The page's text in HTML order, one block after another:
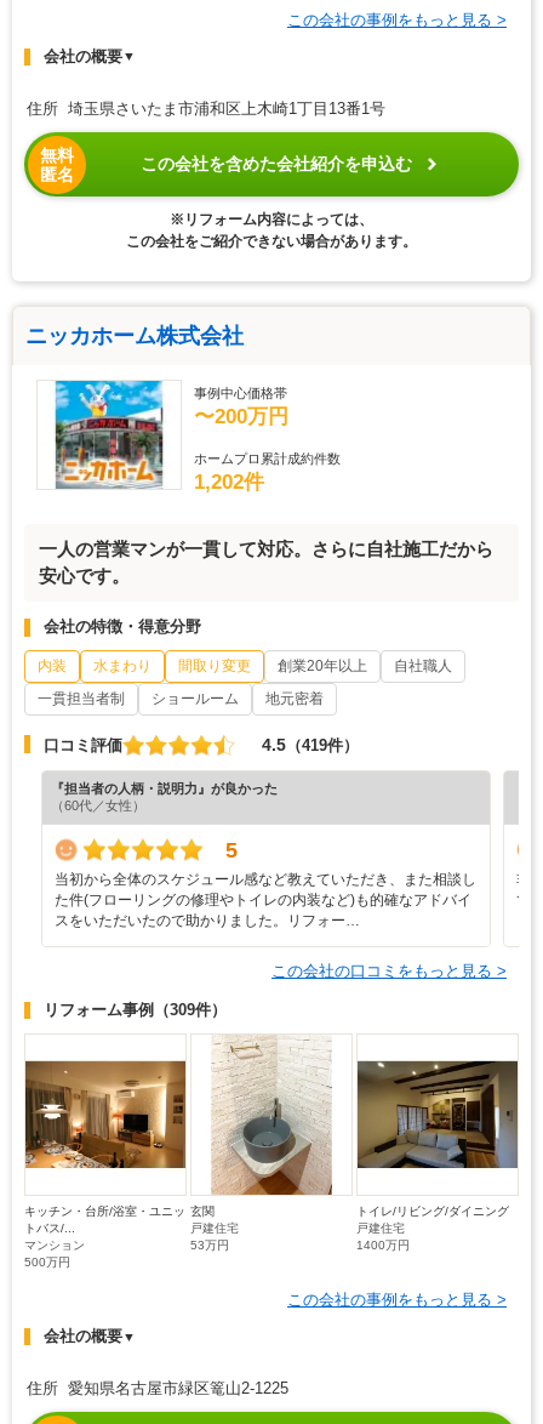
この会社の事例をもっと見る >
会社の概要▼
住所 埼玉県さいたま市浦和区上木崎1丁目13番1号
無料
匿名
この会社を含めた会社紹介を申込む
※リフォーム内容によっては、
この会社をご紹介できない場合があります。
ニッカホーム株式会社
事例中心価格帯
〜200万円
ホームプロ累計成約件数
1,202件
一人の営業マンが一貫して対応。さらに自社施工だから
安心です。
会社の特徴・得意分野
内装 水まわり 間取り変更 創業20年以上
自社職人
一貫担当者制
ショールーム 地元密着
口コミ評価 4.5 （419件）
『担当者の人柄・説明力』が良かった
（60代／女性）
5
当初から全体のスケジュール感など教えていただき、また相談し
た件(フローリングの修理やトイレの内装など)も的確なアドバイ
スをいただいたので助かりました。リフォー…
非
て
この会社の口コミをもっと見る >
リフォーム事例 （309件）
キッチン・台所/浴室・ユニッ
トバス/...
マンション
500万円
玄関
戸建住宅
53万円
トイレ/リビング/ダイニング
戸建住宅
1400万円
この会社の事例をもっと見る >
会社の概要▼
住所 愛知県名古屋市緑区篭山2-1225